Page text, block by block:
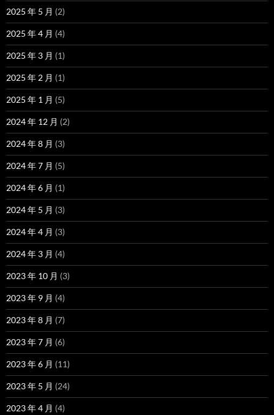
2025 年 5 月 (2)
2025 年 4 月 (4)
2025 年 3 月 (1)
2025 年 2 月 (1)
2025 年 1 月 (5)
2024 年 12 月 (2)
2024 年 8 月 (3)
2024 年 7 月 (5)
2024 年 6 月 (1)
2024 年 5 月 (3)
2024 年 4 月 (3)
2024 年 3 月 (4)
2023 年 10 月 (3)
2023 年 9 月 (4)
2023 年 8 月 (7)
2023 年 7 月 (6)
2023 年 6 月 (11)
2023 年 5 月 (24)
2023 年 4 月 (4)